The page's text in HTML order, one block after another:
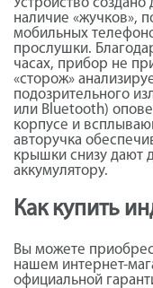
Устройство
наличие «жучков»,
мобильных
прослушки.
часах, прибор не
«сторож»
подозрительного
или Bluetooth)
корпусе и
авторучка
крышки снизу дают
аккумулятору.
Как купить
Вы можете
нашем интернет-
официальной